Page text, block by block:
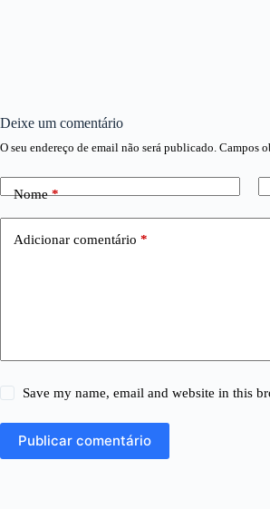
Deixe um comentário
O seu endereço de email não será publicado. Campos
Nome*
Adicionar comentário *
Save my name, email and website in this
Publicar comentário